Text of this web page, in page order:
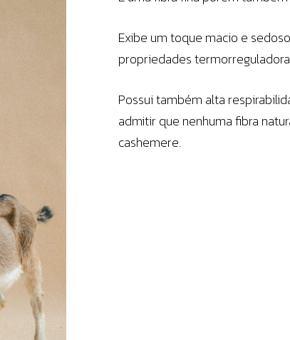
Exibe um toque macio e
propriedades
Possui também alta
admitir que nenhuma fibra
cashemere.